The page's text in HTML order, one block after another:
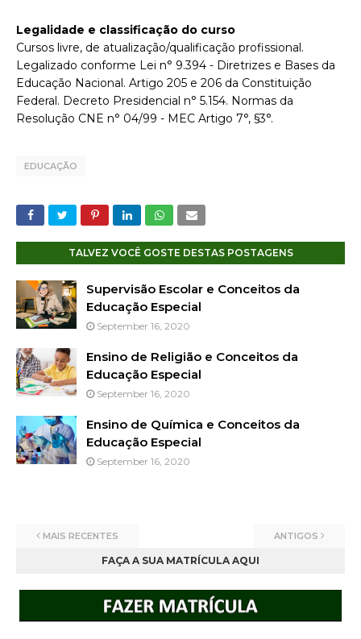
Legalidade e classificação do curso
Cursos livre, de atualização/qualificação profissional.
Legalizado conforme Lei n° 9.394 - Diretrizes e Bases da
Educação Nacional. Artigo 205 e 206 da Constituição
Federal. Decreto Presidencial n° 5.154. Normas da
Resolução CNE n° 04/99 - MEC Artigo 7°, §3°.
EDUCAÇÃO
TALVEZ VOCÊ GOSTE DESTAS POSTAGENS
Supervisão Escolar e Conceitos da
Educação Especial
September 16, 2020
Ensino de Religião e Conceitos da
Educação Especial
September 16, 2020
Ensino de Química e Conceitos da
Educação Especial
September 16, 2020
MAIS RECENTES ANTIGOS
FAÇA A SUA MATRÍCULA AQUI